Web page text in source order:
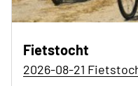
Fietstocht
2026-08-21